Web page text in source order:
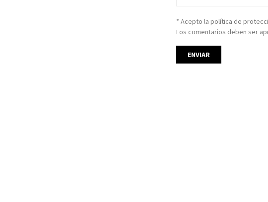
* Acepto la política de
Los comentarios deben ser